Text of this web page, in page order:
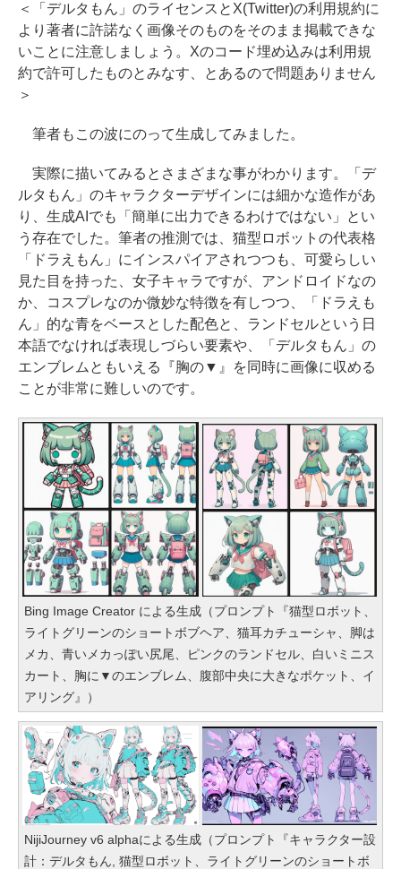
＜「デルタもん」のライセンスとX(Twitter)の利用規約に
より著者に許諾なく画像そのものをそのまま掲載できな
いことに注意しましょう。Xのコード埋め込みは利用規
約で許可したものとみなす、とあるので問題ありません
＞
筆者もこの波にのって生成してみました。
実際に描いてみるとさまざまな事がわかります。「デ
ルタもん」のキャラクターデザインには細かな造作があ
り、生成AIでも「簡単に出力できるわけではない」とい
う存在でした。筆者の推測では、猫型ロボットの代表格
「ドラえもん」にインスパイアされつつも、可愛らしい
見た目を持った、女子キャラですが、アンドロイドなの
か、コスプレなのか微妙な特徴を有しつつ、「ドラえも
ん」的な青をベースとした配色と、ランドセルという日
本語でなければ表現しづらい要素や、「デルタもん」の
エンブレムともいえる『胸の▼』を同時に画像に収める
ことが非常に難しいのです。
Bing Image Creator による生成（プロンプト『猫型ロボット、
ライトグリーンのショートボブヘア、猫耳カチューシャ、脚は
メカ、青いメカっぽい尻尾、ピンクのランドセル、白いミニス
カート、胸に▼のエンブレム、腹部中央に大きなポケット、イ
アリング』）
NijiJourney v6 alphaによる生成（プロンプト『キャラクター設
計：デルタもん, 猫型ロボット、ライトグリーンのショートボ